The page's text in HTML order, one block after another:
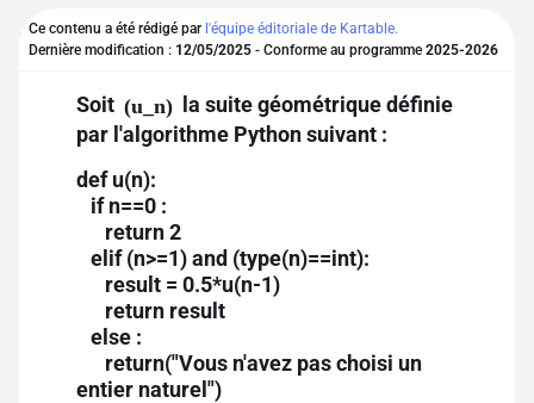
Se connecter
S'inscrire gratuitement
Ce contenu a été rédigé par l'équipe éditoriale de Kartable.
Dernière modification : 12/05/2025 - Conforme au programme 2025-2026
Soit (u_n) la suite géométrique définie
par l'algorithme Python suivant :
def u(n):
if n==0 :
return 2
elif (n>=1) and (type(n)==int):
result = 0.5*u(n-1)
return result
else :
return("Vous n'avez pas choisi un
entier naturel")